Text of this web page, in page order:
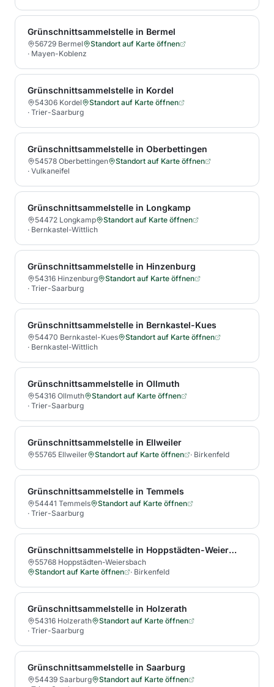
Grünschnittsammelstelle in Bermel
56729 Bermel
Standort auf Karte öffnen
· Mayen-Koblenz
Grünschnittsammelstelle in Kordel
54306 Kordel
Standort auf Karte öffnen
· Trier-Saarburg
Grünschnittsammelstelle in Oberbettingen
54578 Oberbettingen
Standort auf Karte öffnen
· Vulkaneifel
Grünschnittsammelstelle in Longkamp
54472 Longkamp
Standort auf Karte öffnen
· Bernkastel-Wittlich
Grünschnittsammelstelle in Hinzenburg
54316 Hinzenburg
Standort auf Karte öffnen
· Trier-Saarburg
Grünschnittsammelstelle in Bernkastel-Kues
54470 Bernkastel-Kues
Standort auf Karte öffnen
· Bernkastel-Wittlich
Grünschnittsammelstelle in Ollmuth
54316 Ollmuth
Standort auf Karte öffnen
· Trier-Saarburg
Grünschnittsammelstelle in Ellweiler
55765 Ellweiler Standort auf Karte öffnen · Birkenfeld
Grünschnittsammelstelle in Temmels
54441 Temmels
Standort auf Karte öffnen
· Trier-Saarburg
Grünschnittsammelstelle in Hoppstädten-Weiersbach
55768 Hoppstädten-Weiersbach
Standort auf Karte öffnen
· Birkenfeld
Grünschnittsammelstelle in Holzerath
54316 Holzerath
Standort auf Karte öffnen
· Trier-Saarburg
Grünschnittsammelstelle in Saarburg
54439 Saarburg
Standort auf Karte öffnen